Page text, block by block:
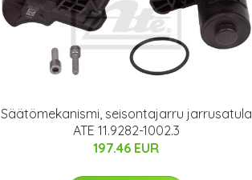
Säätömekanismi, seisontajarru jarrusatula
ATE 11.9282-1002.3
197.46 EUR